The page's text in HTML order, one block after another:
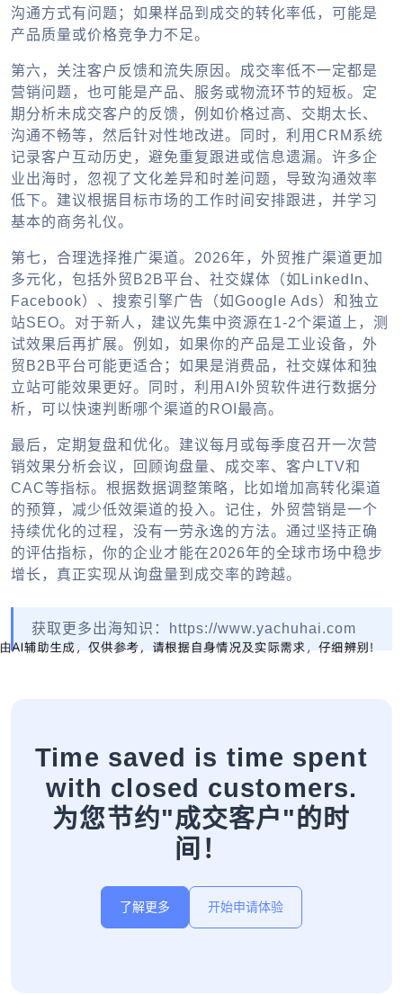
沟通方式有问题；如果样品到成交的转化率低，可能是
产品质量或价格竞争力不足。
第六，关注客户反馈和流失原因。成交率低不一定都是
营销问题，也可能是产品、服务或物流环节的短板。定
期分析未成交客户的反馈，例如价格过高、交期太长、
沟通不畅等，然后针对性地改进。同时，利用CRM系统
记录客户互动历史，避免重复跟进或信息遗漏。许多企
业出海时，忽视了文化差异和时差问题，导致沟通效率
低下。建议根据目标市场的工作时间安排跟进，并学习
基本的商务礼仪。
第七，合理选择推广渠道。2026年，外贸推广渠道更加
多元化，包括外贸B2B平台、社交媒体（如LinkedIn、
Facebook）、搜索引擎广告（如Google Ads）和独立
站SEO。对于新人，建议先集中资源在1-2个渠道上，测
试效果后再扩展。例如，如果你的产品是工业设备，外
贸B2B平台可能更适合；如果是消费品，社交媒体和独
立站可能效果更好。同时，利用AI外贸软件进行数据分
析，可以快速判断哪个渠道的ROI最高。
最后，定期复盘和优化。建议每月或每季度召开一次营
销效果分析会议，回顾询盘量、成交率、客户LTV和
CAC等指标。根据数据调整策略，比如增加高转化渠道
的预算，减少低效渠道的投入。记住，外贸营销是一个
持续优化的过程，没有一劳永逸的方法。通过坚持正确
的评估指标，你的企业才能在2026年的全球市场中稳步
增长，真正实现从询盘量到成交率的跨越。
获取更多出海知识：https://www.yachuhai.com
Time saved is time spent
with closed customers.
为您节约"成交客户"的时
间！
了解更多 开始申请体验